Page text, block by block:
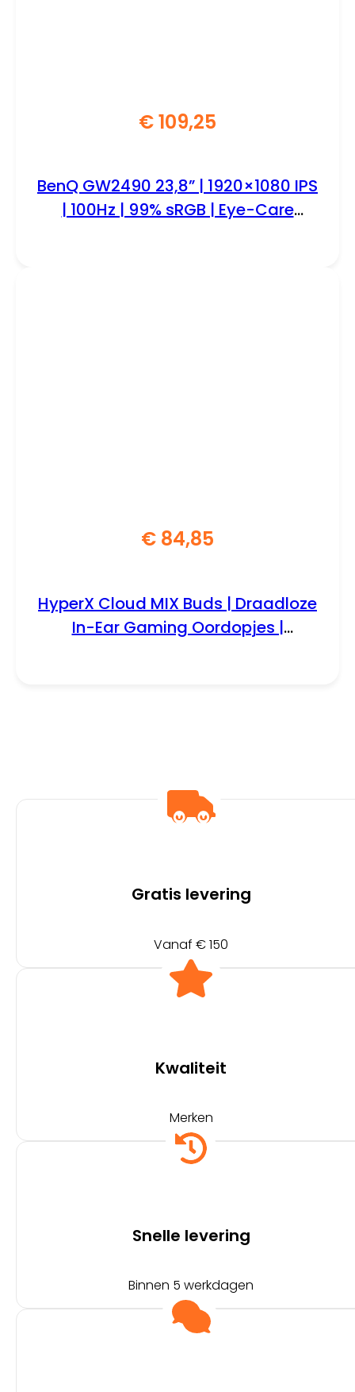
€109,25
BenQ GW2490 23,8” | 1920×1080 IPS
| 100Hz | 99% sRGB | Eye-Care
€ 84,85
HyperX Cloud MIX Buds | Draadloze
In-Ear Gaming Oordopjes |
Gratis levering
Vanaf € 150
Kwaliteit
Merken
Snelle levering
Binnen 5 werkdagen